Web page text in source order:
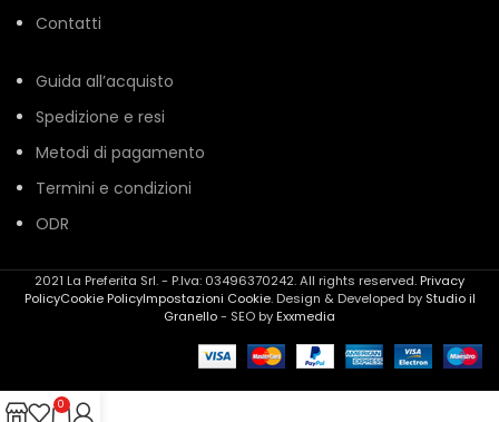
Contatti
Guida all’acquisto
Spedizione e resi
Metodi di pagamento
Termini e condizioni
ODR
2021 La Preferita Srl. - P.Iva: 03496370242. All rights reserved.Privacy
PolicyCookie PolicyImpostazioni Cookie. Design & Developed by Studio il
Granello- SEO byExxmedia
0